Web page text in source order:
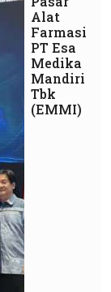
Alat
Farmasi
PT Esa
Medika
Mandiri
Tbk
(EMMI)